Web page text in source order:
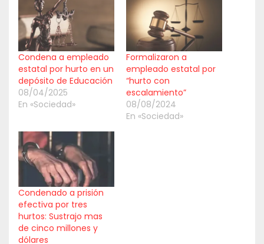
Condena a empleado
estatal por hurto en un
depósito de Educación
08/04/2025
En «Sociedad»
Formalizaron a
empleado estatal por
“hurto con
escalamiento”
08/08/2024
En «Sociedad»
Condenado a prisión
efectiva por tres
hurtos: Sustrajo mas
de cinco millones y
dólares